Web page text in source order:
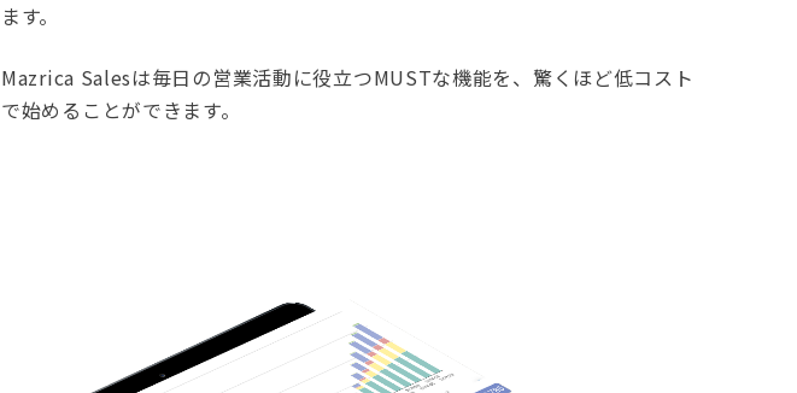
ます。
Mazrica Salesは毎日の営業活動に役立つMUSTな機能を、驚くほど低コスト
で始めることができます。